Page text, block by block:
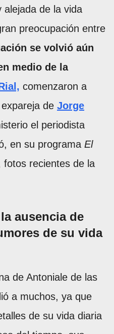
alejada de la vida
preocupación entre
se volvió aún
medio de la
comenzaron a
de Jorge
el periodista
en su programa El
fotos recientes de la
ausencia de
de su vida
de Antoniale de las
a muchos, ya que
de su vida diaria